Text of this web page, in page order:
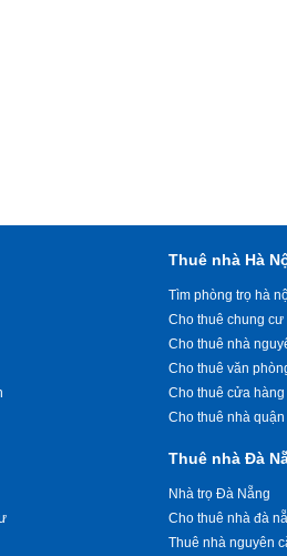
Thuê nhà Hà
Tìm phòng trọ hà
Cho thuê chung cư
Cho thuê nhà
Cho thuê văn
Cho thuê cửa hàng
Cho thuê nhà
Thuê nhà Đà
Nhà trọ Đà Nẵng
Cho thuê nhà đà
Thuê nhà nguyên